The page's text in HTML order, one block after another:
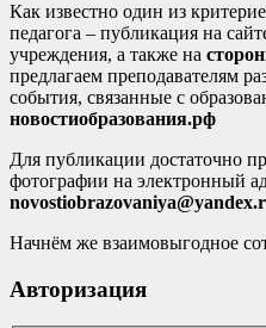
Как известно один из
педагога – публикация на
учреждения, а также на
предлагаем преподавателям
события, связанные с
новостиобразования.рф
Для публикации достаточно
фотографии на электронный
Начнём же взаимовыгодное
Авторизация